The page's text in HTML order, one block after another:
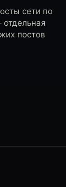
сети по
постов